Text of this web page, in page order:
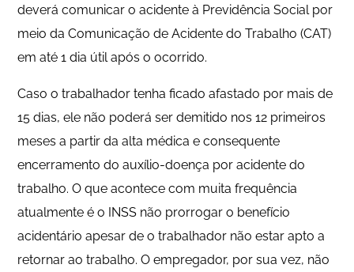
deverá comunicar o acidente à Previdência Social por
meio da Comunicação de Acidente do Trabalho (CAT)
em até 1 dia útil após o ocorrido.
Caso o trabalhador tenha ficado afastado por mais de
15 dias, ele não poderá ser demitido nos 12 primeiros
meses a partir da alta médica e consequente
encerramento do auxílio-doença por acidente do
trabalho. O que acontece com muita frequência
atualmente é o INSS não prorrogar o benefício
acidentário apesar de o trabalhador não estar apto a
retornar ao trabalho. O empregador, por sua vez, não